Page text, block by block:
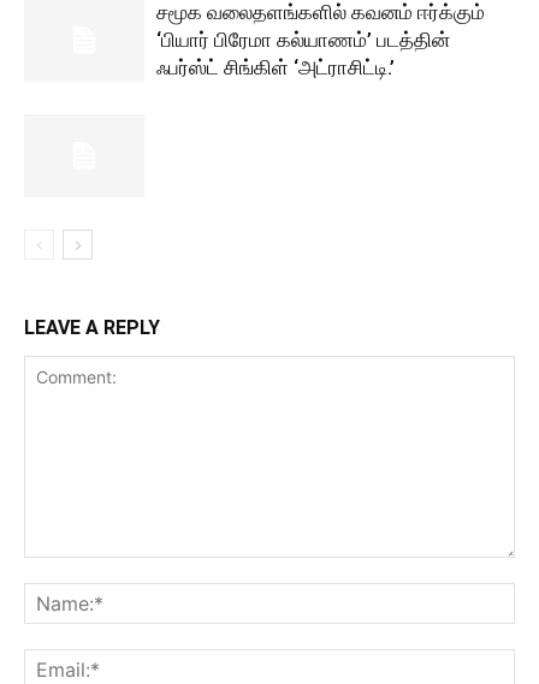
சமூக வலைதளங்களில் கவனம் ஈர்க்கும்
‘பியார் பிரேமா கல்யாணம்’ படத்தின்
ஃபர்ஸ்ட் சிங்கிள் ‘அட்ராசிட்டி.’
LEAVE A REPLY